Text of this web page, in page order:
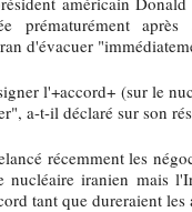
prématurément
d'évacuer
l'+accord+ (sur le
a-t-il déclaré sur son
récemment les
nucléaire iranien mais
tant que dureraient les